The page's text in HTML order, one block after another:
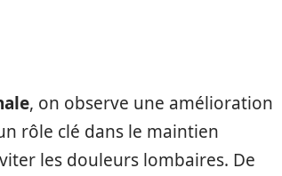
, on observe une amélioration
rôle clé dans le maintien
les douleurs lombaires. De